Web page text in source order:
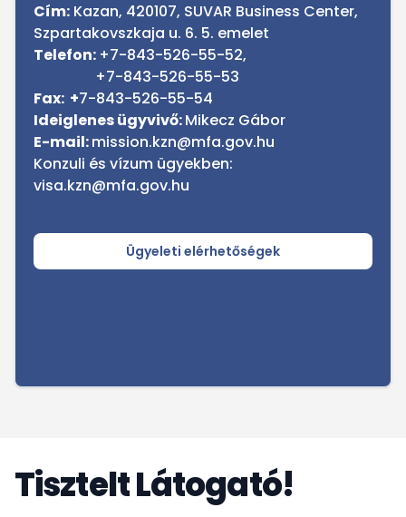
Cím: Kazan, 420107, SUVAR Business Center,
Szpartakovszkaja u. 6. 5. emelet
Telefon: +7-843-526-55-52,
+7-843-526-55-53
Fax: +7-843-526-55-54
Ideiglenes ügyvivő:Mikecz Gábor
E-mail:mission.kzn@mfa.gov.hu
Konzuli és vízum ügyekben:
visa.kzn@mfa.gov.hu
Ügyeleti elérhetőségek
Tisztelt Látogató!